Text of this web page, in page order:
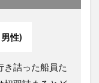
性)
き詰った船員た